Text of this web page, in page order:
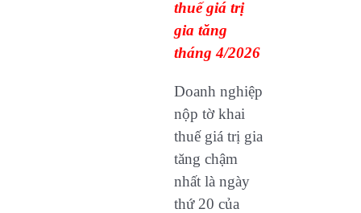
thuế giá trị
gia tăng
tháng 4/2026
Doanh nghiệp
nộp tờ khai
thuế giá trị gia
tăng chậm
nhất là ngày
thứ 20 của